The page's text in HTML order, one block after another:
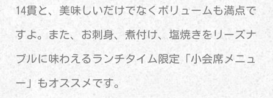
14貫と、美味しいだけでなくボリュームも満点で
すよ。また、お刺身、煮付け、塩焼きをリーズナ
ブルに味わえるランチタイム限定「小会席メニュ
ー」もオススメです。